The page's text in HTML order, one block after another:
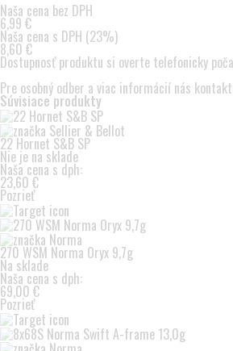
Naša cena bez DPH
6,99 €
Naša cena s DPH (23%)
8,60 €
Dostupnosť produktu si overte telefonicky
Pre osobný odber a viac informácií nás
Súvisiace produkty
22 Hornet S&B SP
Nie je na sklade
Naša cena s dph:
23,60 €
Pozrieť
270 WSM Norma Oryx 9,7g
Na sklade
Naša cena s dph:
69,00 €
Pozrieť